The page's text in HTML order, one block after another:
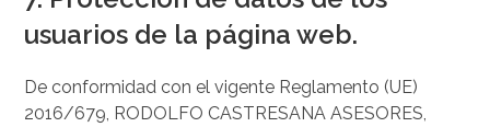
usuarios de la página web.
De conformidad con el vigente Reglamento (UE)
2016/679, RODOLFO CASTRESANA ASESORES,